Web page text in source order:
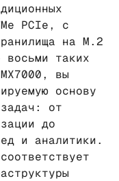
PCIe, с
на M.2
таких
вы
основу
от
до
и аналитики.